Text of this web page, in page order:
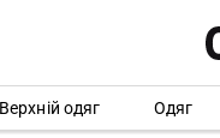
Верхній одяг Одяг